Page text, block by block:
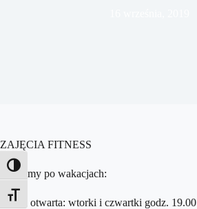
Toggle High Contrast
Toggle Font size
ZAJĘCIA FITNESS
Wracamy po wakacjach:
Grupa otwarta: wtorki i czwartki godz. 19.00